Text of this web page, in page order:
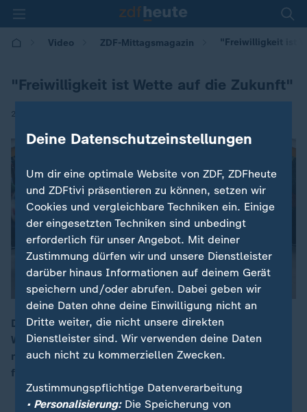
Video ZDF-Mittagsmagazin "Freiwilligkeit ist
"Freiwilligkeit ist Wette auf die Zukunft"
27.08.2025 | 12:10
00:16
Der Vorsitzende des Bundeswehrverbandes, André
Wüstner, beklagt Mängel in dem Gesetz für einen
neuen Wehrdienst. „Die Freiwilligkeit ist eine grob
fahrlässige Wette auf die Zukunft“, so Wüstner.
Deine Datenschutzeinstellungen
Um dir eine optimale Website von ZDF, ZDFheute
und ZDFtivi präsentieren zu können, setzen wir
Cookies und vergleichbare Techniken ein. Einige
der eingesetzten Techniken sind unbedingt
erforderlich für unser Angebot. Mit deiner
Zustimmung dürfen wir und unsere Dienstleister
darüber hinaus Informationen auf deinem Gerät
speichern und/oder abrufen. Dabei geben wir
deine Daten ohne deine Einwilligung nicht an
Dritte weiter, die nicht unsere direkten
Dienstleister sind. Wir verwenden deine Daten
auch nicht zu kommerziellen Zwecken.
Zustimmungspflichtige Datenverarbeitung
• Personalisierung:Die Speicherung von